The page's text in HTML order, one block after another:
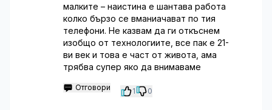
малките – наистина е шантава работа
колко бързо се вманиачават по тия
телефони. Не казвам да ги откъснем
изобщо от технологиите, все пак е 21-
ви век и това е част от живота, ама
трябва супер яко да внимаваме
Отговори 1 0